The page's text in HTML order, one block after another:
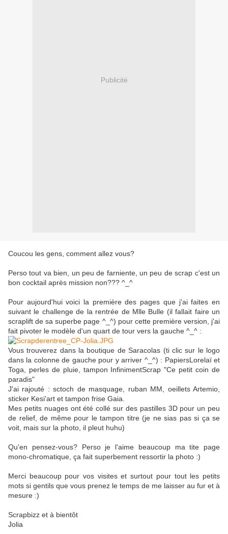
Publicité
Coucou les gens, comment allez vous?
Perso tout va bien, un peu de farniente, un peu de scrap c'est un
bon cocktail après mission non??? ^_^
Pour aujourd'hui voici la première des pages que j'ai faites en
suivant le challenge de la rentrée de Mlle Bulle (il fallait faire un
scraplift de sa superbe page ^_^) pour cette première version, j'ai
fait pivoter le modèle d'un quart de tour vers la gauche ^_^ :
Vous trouverez dans la boutique de Saracolas (ti clic sur le logo
dans la colonne de gauche pour y arriver ^_^) : PapiersLorelaï et
Toga, perles de pluie, tampon InfinimentScrap "Ce petit coin de
paradis"
J'ai rajouté : sctoch de masquage, ruban MM, oeillets Artemio,
sticker Kesi'art et tampon frise Gaia.
Mes petits nuages ont été collé sur des pastilles 3D pour un peu
de relief, de même pour le tampon titre (je ne sias pas si ça se
voit, mais sur la photo, il pleut huhu)
Qu'en pensez-vous? Perso je l'aime beaucoup ma tite page
mono-chromatique, ça fait superbement ressortir la photo :)
Merci beaucoup pour vos visites et surtout pour tout les petits
mots si gentils que vous prenez le temps de me laisser au fur et à
mesure :)
Scrapbizz et à bientôt
Jolia